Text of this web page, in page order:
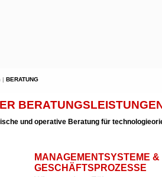
| BERATUNG
und operative Beratung für
MANAGEMENTSYSTEME &
GESCHÄFTSPROZESSE